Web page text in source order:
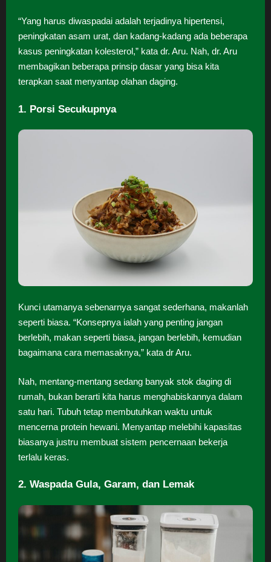
“Yang harus diwaspadai adalah terjadinya hipertensi,
peningkatan asam urat, dan kadang-kadang ada beberapa
kasus peningkatan kolesterol,” kata dr. Aru. Nah, dr. Aru
membagikan beberapa prinsip dasar yang bisa kita
terapkan saat menyantap olahan daging.
1. Porsi Secukupnya
Kunci utamanya sebenarnya sangat sederhana, makanlah
seperti biasa. “Konsepnya ialah yang penting jangan
berlebih, makan seperti biasa, jangan berlebih, kemudian
bagaimana cara memasaknya,” kata dr Aru.
Nah, mentang-mentang sedang banyak stok daging di
rumah, bukan berarti kita harus menghabiskannya dalam
satu hari. Tubuh tetap membutuhkan waktu untuk
mencerna protein hewani. Menyantap melebihi kapasitas
biasanya justru membuat sistem pencernaan bekerja
terlalu keras.
2. Waspada Gula, Garam, dan Lemak